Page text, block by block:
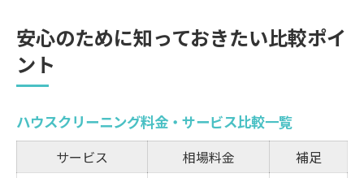
安心のために知っておきたい比較ポイ
ント
ハウスクリーニング料金・サービス比較一覧
サービス 相場料金 補足